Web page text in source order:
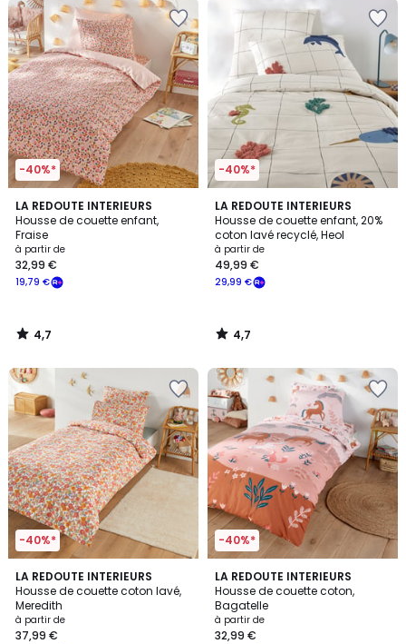
-40%*
LA REDOUTE INTERIEURS
Housse de couette enfant,
Fraise
à partir de
19,79 €
32,99 €
4,7
/ 5
4,7
/
-40%*
LA REDOUTE INTERIEURS
Housse de couette enfant, 20%
coton lavé recyclé, Heol
à partir de
29,99 €
49,99 €
4,7
/ 5
4,7
/
-40%*
LA REDOUTE INTERIEURS
Housse de couette coton lavé,
Meredith
à partir de
37,99 €
4,8
/ 5
-40%*
LA REDOUTE INTERIEURS
Housse de couette coton,
Bagatelle
à partir de
32,99 €
4,5
/ 5